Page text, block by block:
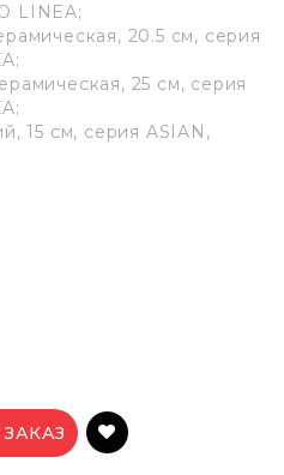
LINEA;
20.5 см, серия
25 см, серия
15 см, серия ASIAN,